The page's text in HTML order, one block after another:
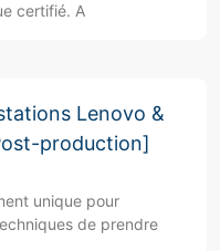
certifié. A
Lenovo &
production]
unique pour
de prendre